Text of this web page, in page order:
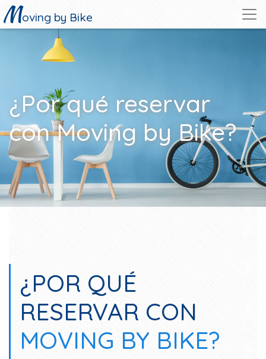
Moving by Bike
¿Por qué reservar
con Moving by Bike?
¿POR QUÉ
RESERVAR CON
MOVING BY BIKE?